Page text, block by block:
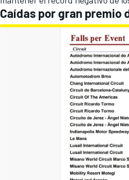
Caídas por gran premio